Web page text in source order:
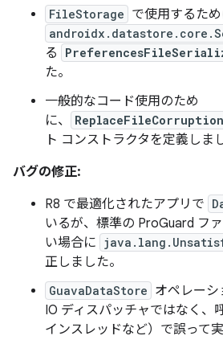
FileStorage で使用するた
る
た。
一般的なコード使用のため
に、
ト コンストラクタを定義しま
バグの修正:
R8 で最適化されたアプリで
いるが、標準の ProGuard フ
い場合に
正しました。
GuavaDataStore オペレー
IO ディスパッチャではなく、
インスレッドなど）で誤って